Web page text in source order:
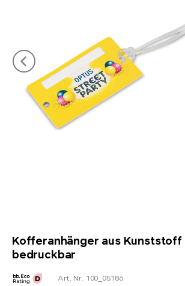
Kofferanhänger aus
bedruckbar
Art. Nr. 100_05186